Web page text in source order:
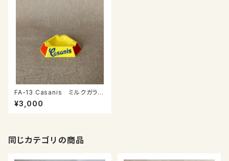
FA-13 Casanis ミルクガラス
灰皿
¥3,000
同じカテゴリの商品